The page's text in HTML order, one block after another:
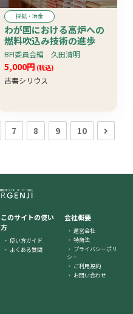
採鉱・冶金
わが国における高炉への
燃料吹込み技術の進歩
BFI委員会編 久田清明
5,000円 (税込)
古書シリウス
7 8 9 10
このサイトの使い
方
使い方ガイド
よくある質問
会社概要
運営会社
特商法
プライバシーポリ
シー
ご利用規約
お問い合わせ